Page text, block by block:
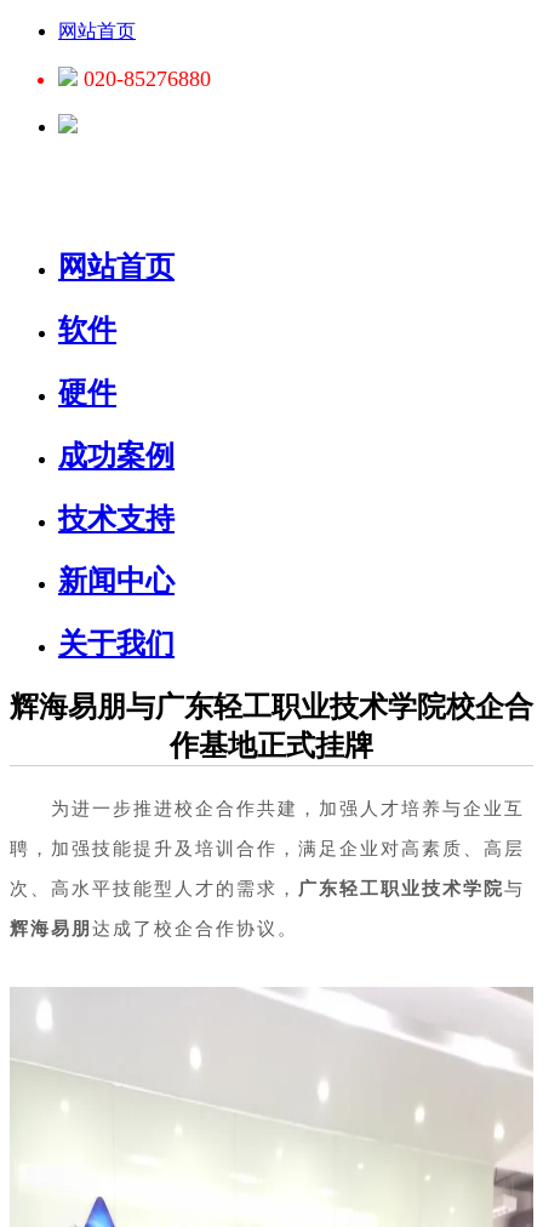
网站首页
020-85276880
网站首页
软件
硬件
成功案例
技术支持
新闻中心
关于我们
辉海易朋与广东轻工职业技术学院校企合
作基地正式挂牌
为进一步推进校企合作共建，加强人才培养与企业互
聘，加强技能提升及培训合作，满足企业对高素质、高层
次、高水平技能型人才的需求， 广东轻工职业技术学院与
辉海易朋 达成了校企合作协议。